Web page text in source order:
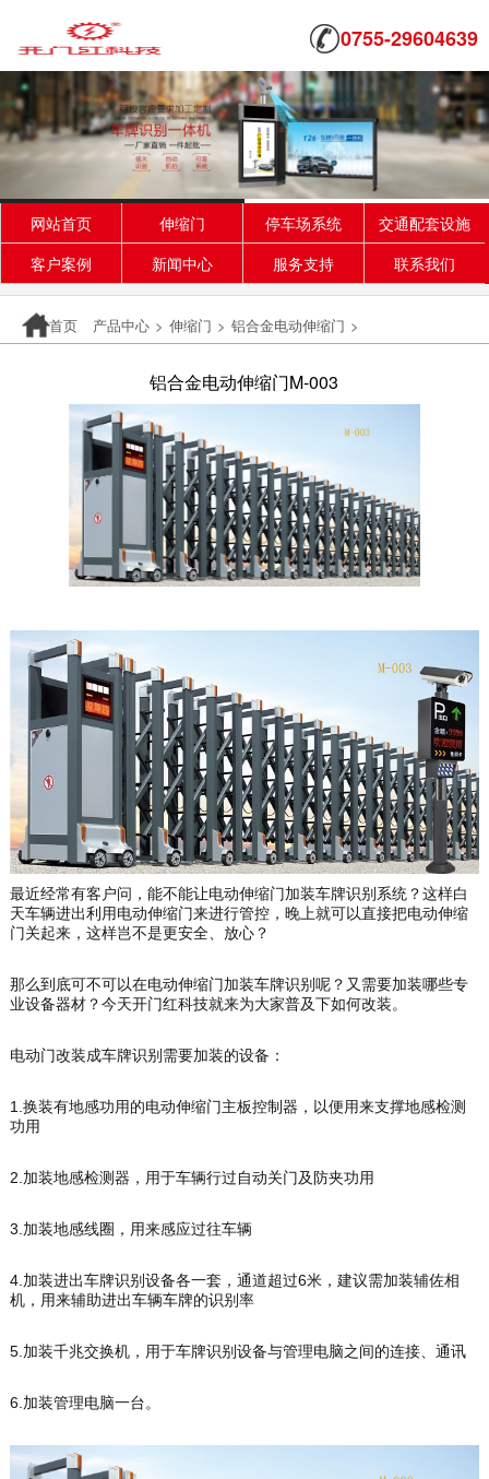
0755-29604639
网站首页 伸缩门 停车场系统
交通配套设施
客户案例
新闻中心 服务支持 联系我们
首页 产品中心 > 伸缩门 > 铝合金电动伸缩门 >
铝合金电动伸缩门M-003
最近经常有客户问，能不能让电动伸缩门加装车牌识别系统？这样白
天车辆进出利用电动伸缩门来进行管控，晚上就可以直接把电动伸缩
门关起来，这样岂不是更安全、放心？
那么到底可不可以在电动伸缩门加装车牌识别呢？又需要加装哪些专
业设备器材？今天开门红科技就来为大家普及下如何改装。
电动门改装成车牌识别需要加装的设备：
1.换装有地感功用的电动伸缩门主板控制器，以便用来支撑地感检测
功用
2.加装地感检测器，用于车辆行过自动关门及防夹功用
3.加装地感线圈，用来感应过往车辆
4.加装进出车牌识别设备各一套，通道超过6米，建议需加装辅佐相
机，用来辅助进出车辆车牌的识别率
5.加装千兆交换机，用于车牌识别设备与管理电脑之间的连接、通讯
6.加装管理电脑一台。